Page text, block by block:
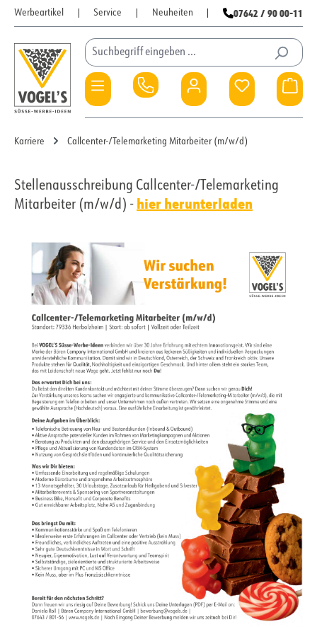
Zum Hauptinhalt springen
Werbeartikel Service Neuheiten 07642 / 90 00-11
Du hast 0
Karriere Callcenter-/Telemarketing Mitarbeiter (m/w/d)
Stellenausschreibung Callcenter-/Telemarketing
Mitarbeiter (m/w/d) - hier herunterladen